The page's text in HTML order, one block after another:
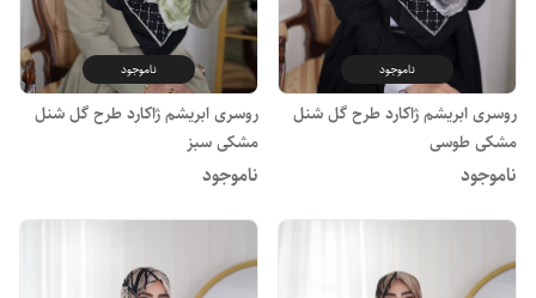
ناموجود
روسری ابریشم ژاکارد طرح گل شنل
مشکی طوسی
ناموجود
ناموجود
روسری ابریشم ژاکارد طرح گل شنل
مشکی سبز
ناموجود